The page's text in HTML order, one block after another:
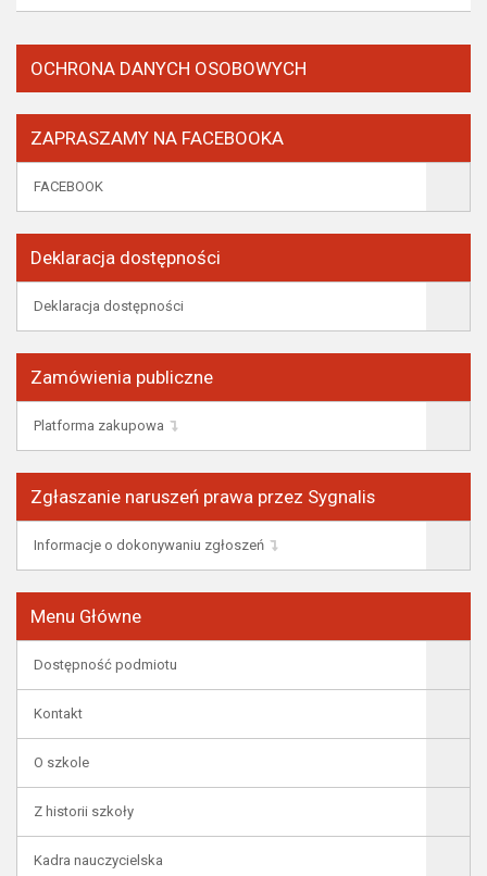
OCHRONA DANYCH OSOBOWYCH
ZAPRASZAMY NA FACEBOOKA
FACEBOOK
Deklaracja dostępności
Deklaracja dostępności
Zamówienia publiczne
Platforma zakupowa
Zgłaszanie naruszeń prawa przez Sygnalis
Informacje o dokonywaniu zgłoszeń
Menu Główne
Dostępność podmiotu
Kontakt
O szkole
Z historii szkoły
Kadra nauczycielska